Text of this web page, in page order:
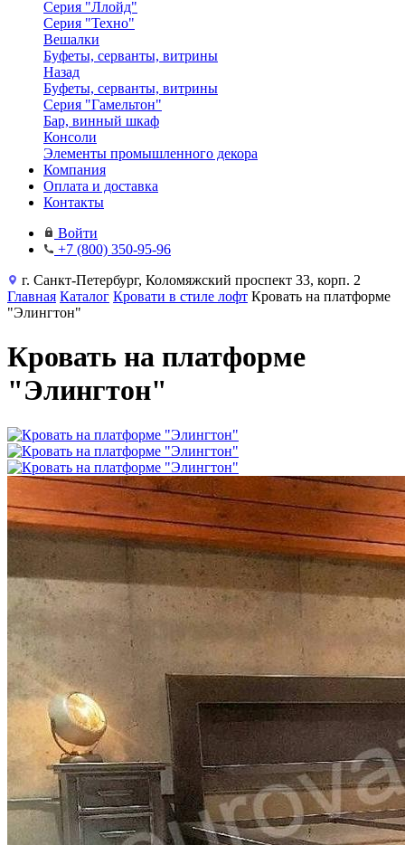
Серия "Ллойд"
Серия "Техно"
Вешалки
Буфеты, серванты, витрины
Назад
Буфеты, серванты, витрины
Серия "Гамельтон"
Бар, винный шкаф
Консоли
Элементы промышленного декора
Компания
Оплата и доставка
Контакты
Войти
+7 (800) 350-95-96
г. Санкт-Петербург, Коломяжский проспект 33, корп. 2
Главная Каталог Кровати в стиле лофт Кровать на платформе
"Элингтон"
Кровать на платформе
"Элингтон"